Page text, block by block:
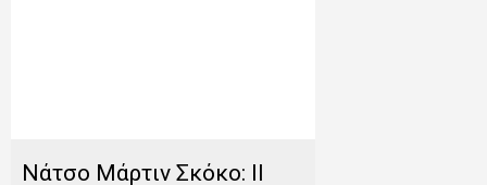
Νάτσο Μάρτιν Σκόκο: Il